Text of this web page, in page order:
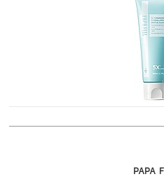
PAPA